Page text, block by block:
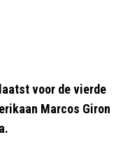
voor de vierde
Marcos Giron